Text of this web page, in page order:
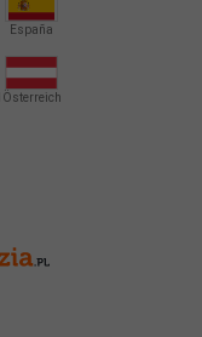
España
Österreich